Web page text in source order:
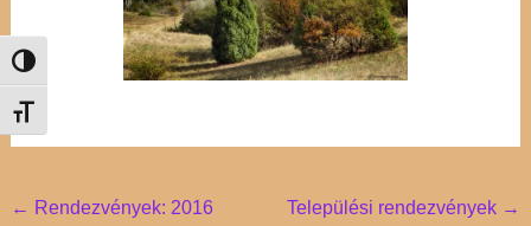
Nagy kontraszt váltása
Betűméret váltása
Post
← Rendezvények: 2016 Települési rendezvények →